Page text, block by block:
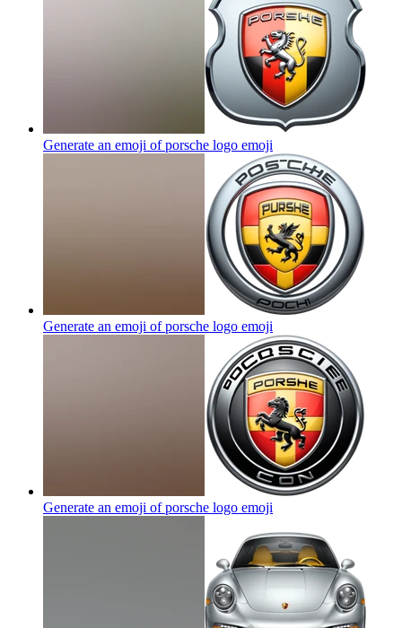
Generate an emoji of porsche logo emoji
Generate an emoji of porsche logo emoji
Generate an emoji of porsche logo emoji